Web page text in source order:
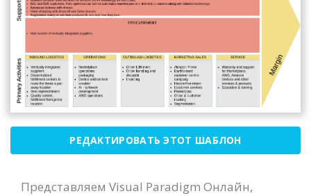
РЕДАКТИРОВАТЬ ЭТОТ ШАБЛОН
Представляем Visual Paradigm Онлайн,